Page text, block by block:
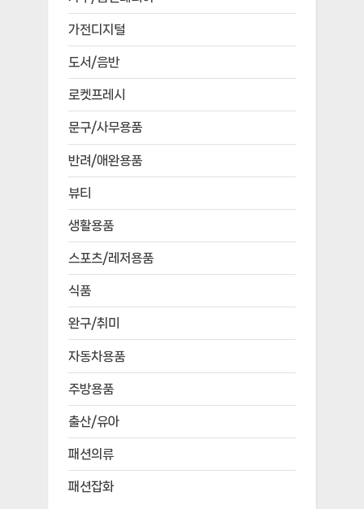
가전디지털
도서/음반
로켓프레시
문구/사무용품
반려/애완용품
뷰티
생활용품
스포츠/레저용품
식품
완구/취미
자동차용품
주방용품
출산/유아
패션의류
패션잡화